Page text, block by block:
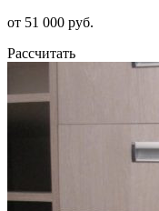
от 51 000 руб.
Рассчитать